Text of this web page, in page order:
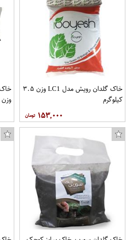
خاک گلدان رویش مدل LC1 وزن ۳.۵
کیلوگرم
۱۵۳,۰۰۰
وزن 3 کیلوگرم بسته 4 عددی